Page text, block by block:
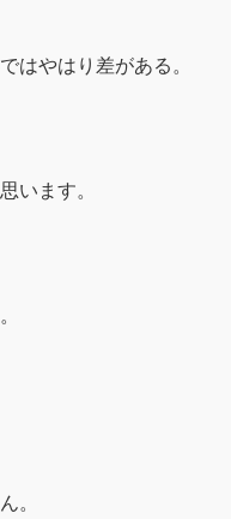
はやはり差がある。
います。
。